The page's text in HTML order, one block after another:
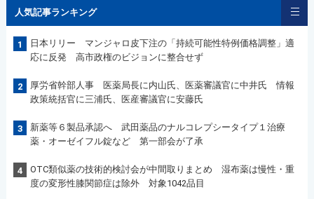
人気記事ランキング
1
日本リリー マンジャロ皮下注の「持続可能性特例価格調整」適
応に反発 高市政権のビジョンに整合せず
2
厚労省幹部人事 医薬局長に内山氏、医薬審議官に中井氏 情報
政策統括官に三浦氏、医産審議官に安藤氏
3
新薬等６製品承認へ 武田薬品のナルコレプシータイプ１治療
薬・オーゼイフル錠など 第一部会が了承
4
OTC類似薬の技術的検討会が中間取りまとめ 湿布薬は慢性・重
度の変形性膝関節症は除外 対象1042品目